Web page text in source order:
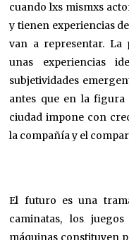
cuando lxs mismxs
y tienen experiencias
van a representar. La
unas experiencias
subjetividades
antes que en la
ciudad impone con
la compañía y el
El futuro es una
caminatas, los
máquinas constituyen